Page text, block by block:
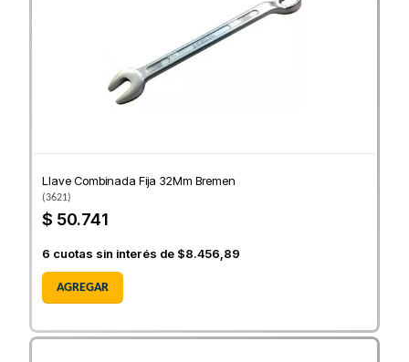
Llave Combinada Fija 32Mm Bremen
(3621)
$ 50.741
6 cuotas sin interés de $8.456,89
AGREGAR